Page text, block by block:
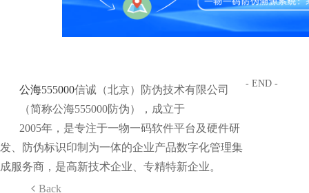
公海555000信诚（北京）防伪技术有限公司
（简称公海555000防伪），成立于
2005年，是专注于一物一码软件平台及硬件研
发、防伪标识印制为一体的企业产品数字化管理集
成服务商，是高新技术企业、专精特新企业。
Back
- END -